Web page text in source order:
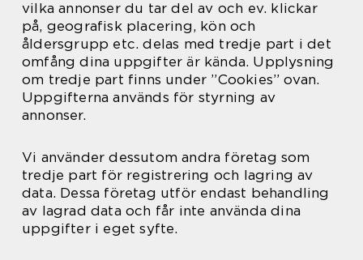
vilka annonser du tar del av och ev. klickar
på, geografisk placering, kön och
åldersgrupp etc. delas med tredje part i det
omfång dina uppgifter är kända. Upplysning
om tredje part finns under ”Cookies” ovan.
Uppgifterna används för styrning av
annonser.
Vi använder dessutom andra företag som
tredje part för registrering och lagring av
data. Dessa företag utför endast behandling
av lagrad data och får inte använda dina
uppgifter i eget syfte.